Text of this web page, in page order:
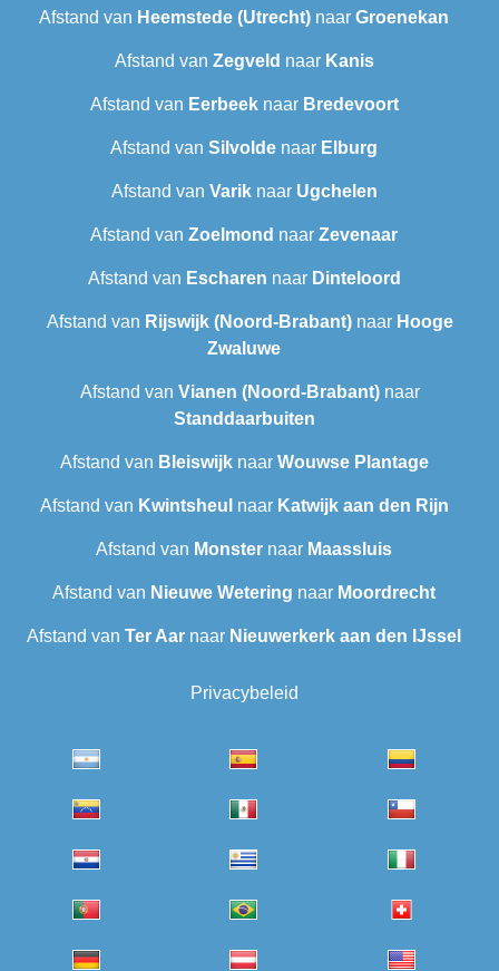
Afstand van Heemstede (Utrecht) naar Groenekan
Afstand van Zegveld naar Kanis
Afstand van Eerbeeknaar Bredevoort
Afstand van Silvolde naar Elburg
Afstand van Variknaar Ugchelen
Afstand van Zoelmond naar Zevenaar
Afstand van Escharen naar Dinteloord
Afstand van Rijswijk (Noord-Brabant)naar Hooge
Zwaluwe
Afstand van Vianen (Noord-Brabant)naar
Standdaarbuiten
Afstand van Bleiswijknaar Wouwse Plantage
Afstand van Kwintsheul naar Katwijk aan den Rijn
Afstand van Monster naar Maassluis
Afstand van Nieuwe Wetering naar Moordrecht
Afstand van Ter Aar‎ naar Nieuwerkerk aan den IJssel
Privacybeleid